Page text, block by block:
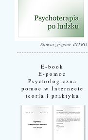
Stowarzyszenie INTRO
E-book
E-pomoc
Psychologiczna
pomoc w Internecie
teoria i praktyka